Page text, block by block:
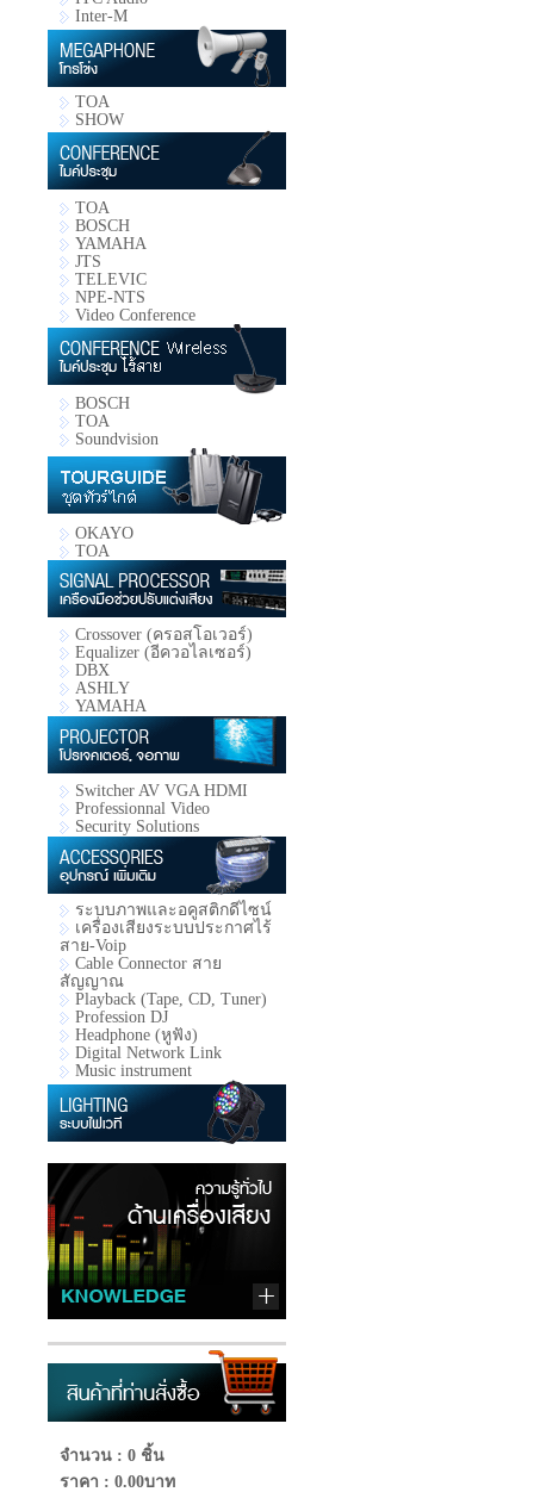
Inter-M
TOA
SHOW
TOA
BOSCH
YAMAHA
JTS
TELEVIC
NPE-NTS
Video Conference
BOSCH
TOA
Soundvision
OKAYO
TOA
Crossover (ครอสโอเวอร์)
Equalizer (อีควอไลเซอร์)
DBX
ASHLY
YAMAHA
Switcher AV VGA HDMI
Professionnal Video
Security Solutions
ระบบภาพและอคูสติกดีไซน์
เครื่องเสียงระบบประกาศไร้
สาย-Voip
Cable Connector สาย
สัญญาณ
Playback (Tape, CD, Tuner)
Profession DJ
Headphone (หูฟัง)
Digital Network Link
Music instrument
จำนวน : 0 ชิ้น
ราคา : 0.00บาท